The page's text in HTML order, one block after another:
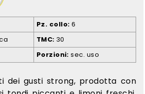
Pz. collo 6
TMC 30
Porzioni sec. uso
dei gusti strong, prodotta con